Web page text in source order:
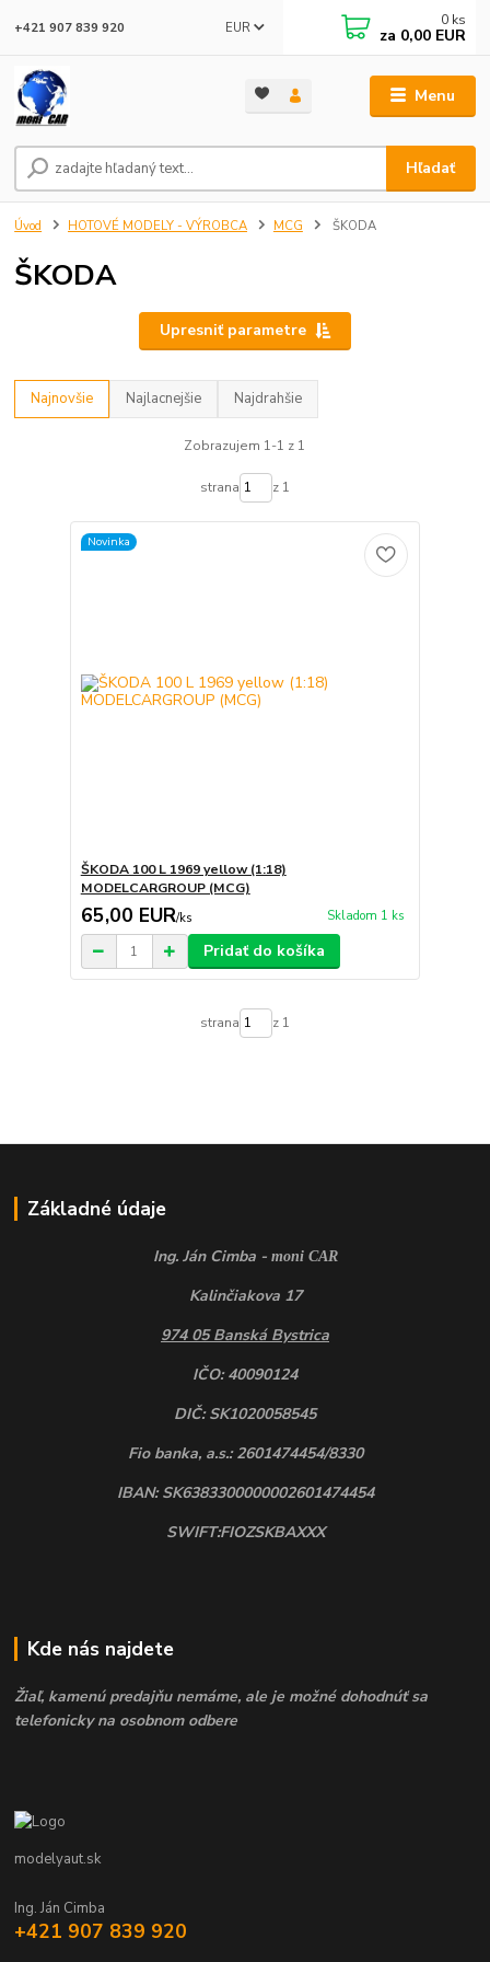
Menu
EUR
Hľadať
+421 907 839 920 0 ks
za 0,00 EUR
Úvod HOTOVÉ MODELY - VÝROBCA MCG ŠKODA
ŠKODA
Upresniť parametre
Najnovšie Najlacnejšie Najdrahšie
Zobrazujem 1-1 z 1
strana z 1
Novinka
ŠKODA 100 L 1969 yellow (1:18)
MODELCARGROUP (MCG)
65,00 EUR/ks Skladom 1 ks
Pridať do košíka
strana z 1
Základné údaje
Ing. Ján Cimba - moni CAR
Kalinčiakova 17
974 05 Banská Bystrica
IČO: 40090124
DIČ: SK1020058545
Fio banka, a.s.: 2601474454/8330
IBAN: SK6383300000002601474454
SWIFT:FIOZSKBAXXX
Kde nás najdete
Žiaľ, kamenú predajňu nemáme, ale je možné dohodnúť sa
telefonicky na osobnom odbere
modelyaut.sk
Ing. Ján Cimba
+421 907 839 920